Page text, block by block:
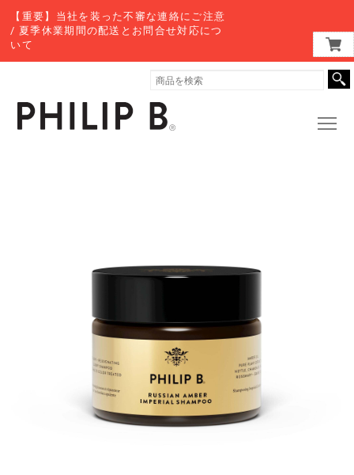
【重要】当社を装った不審な連絡にご注意
/ 夏季休業期間の配送とお問合せ対応につ
いて